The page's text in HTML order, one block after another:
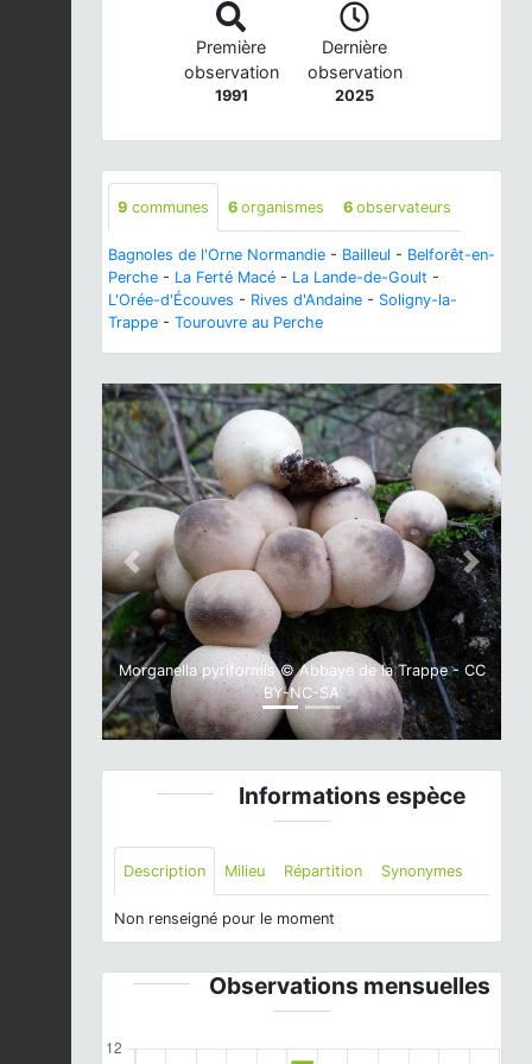
Première
observation
1991
Dernière
observation
2025
9 communes 6 organismes 6 observateurs
Bagnoles de l'Orne Normandie - Bailleul - Belforêt-en-
Perche - La Ferté Macé - La Lande-de-Goult -
L'Orée-d'Écouves - Rives d'Andaine - Soligny-la-
Trappe - Tourouvre au Perche
Morganella pyriformis © Abbaye de la Trappe - CC
BY-NC-SA
Previous Next
Informations espèce
Description Milieu Répartition Synonymes
Non renseigné pour le moment
Observations mensuelles